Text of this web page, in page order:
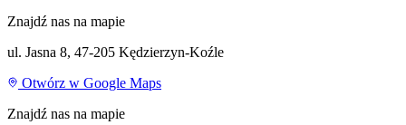
Znajdź nas na mapie
ul. Jasna 8, 47-205 Kędzierzyn-Koźle
Otwórz w Google Maps
Znajdź nas na mapie